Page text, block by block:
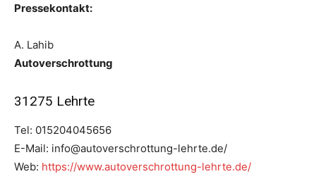
Pressekontakt:
A. Lahib
Autoverschrottung
31275 Lehrte
Tel: 015204045656
E-Mail: info@autoverschrottung-lehrte.de/
Web: https://www.autoverschrottung-lehrte.de/